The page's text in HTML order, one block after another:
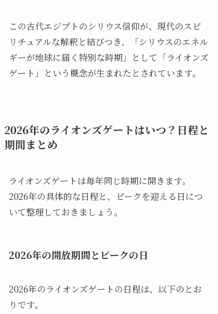
この古代エジプトのシリウス信仰が、現代のスピ
リチュアルな解釈と結びつき、「シリウスのエネル
ギーが地球に届く特別な時期」として「ライオンズ
ゲート」という概念が生まれたとされています。
2026年のライオンズゲートはいつ？日程と
期間まとめ
ライオンズゲートは毎年同じ時期に開きます。
2026年の具体的な日程と、ピークを迎える日につ
いて整理しておきましょう。
2026年の開放期間とピークの日
2026年のライオンズゲートの日程は、以下のとお
りです。